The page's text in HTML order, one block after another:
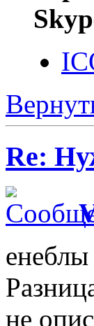
Re:
енеблы
не